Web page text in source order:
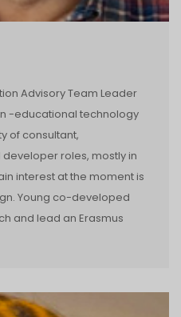
Advisory Team Leader
-educational technology
of consultant,
roles, mostly in
interest at the moment is
Young co-developed
and lead an Erasmus